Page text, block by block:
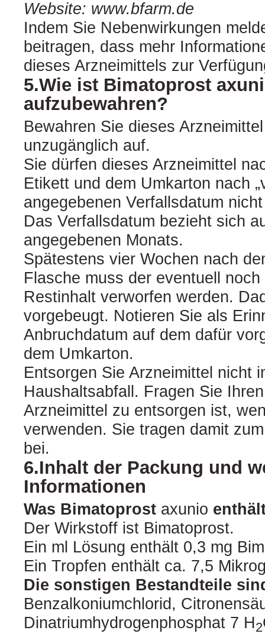
Website: www.bfarm.de
Indem Sie Nebenwirkungen
beitragen, dass mehr
dieses Arzneimittels zur
5.Wie ist Bimatoprost
aufzubewahren?
Bewahren Sie dieses
unzugänglich auf.
Sie dürfen dieses Arzneimittel
Etikett und dem Umkarton nach
angegebenen Verfallsdatum
Das Verfallsdatum bezieht sich
angegebenen Monats.
Spätestens vier Wochen nach
Flasche muss der eventuell
Restinhalt verworfen werden.
vorgebeugt. Notieren Sie als
Anbruchdatum auf dem dafür
dem Umkarton.
Entsorgen Sie Arzneimittel nicht
Haushaltsabfall. Fragen Sie
Arzneimittel zu entsorgen ist,
verwenden. Sie tragen damit
bei.
6.Inhalt der Packung und
Informationen
Was Bimatoprost axunio
Der Wirkstoff ist Bimatoprost.
Ein ml Lösung enthält 0,3 mg
Ein Tropfen enthält ca. 7,5
Die sonstigen Bestandteile
Benzalkoniumchlorid,
Dinatriumhydrogenphosphat 7 H2